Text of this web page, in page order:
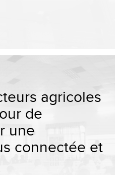
agricoles
de
une
connectée et